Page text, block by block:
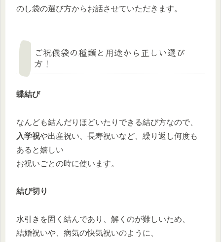
のし袋の選び方からお話させていただきます。
ご祝儀袋の種類と用途から正しい選び
方！
蝶結び
なんども結んだりほどいたりできる結び方なので、
入学祝や出産祝い、長寿祝いなど、繰り返し何度も
あると嬉しい
お祝いごとの時に使います。
結び切り
水引きを固く結んであり、解くのが難しいため、
結婚祝いや、病気の快気祝いのように、